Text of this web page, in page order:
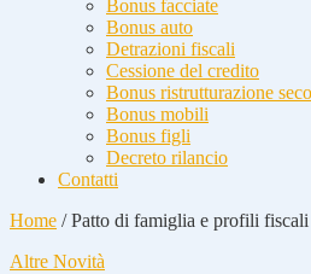
Bonus facciate
Bonus auto
Detrazioni fiscali
Cessione del credito
Bonus ristrutturazione
Bonus mobili
Bonus figli
Decreto rilancio
Contatti
Home /Patto di famiglia e profili
Altre Novità